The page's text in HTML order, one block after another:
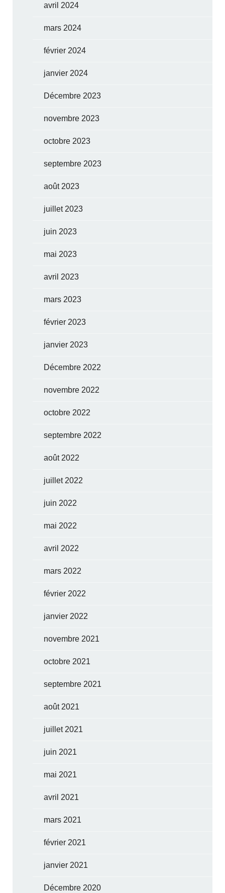
avril 2024
mars 2024
février 2024
janvier 2024
Décembre 2023
novembre 2023
octobre 2023
septembre 2023
août 2023
juillet 2023
juin 2023
mai 2023
avril 2023
mars 2023
février 2023
janvier 2023
Décembre 2022
novembre 2022
octobre 2022
septembre 2022
août 2022
juillet 2022
juin 2022
mai 2022
avril 2022
mars 2022
février 2022
janvier 2022
novembre 2021
octobre 2021
septembre 2021
août 2021
juillet 2021
juin 2021
mai 2021
avril 2021
mars 2021
février 2021
janvier 2021
Décembre 2020